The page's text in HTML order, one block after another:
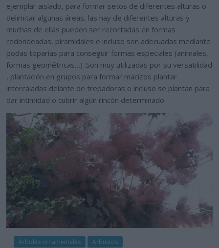
ejemplar aislado, para formar setos de diferentes alturas o
delimitar algunas áreas, las hay de diferentes alturas y
muchas de ellas pueden ser recortadas en formas
redondeadas, piramidales e incluso son adecuadas mediante
podas toparías para conseguir formas especiales (animales,
formas geométricas…) .Son muy utilizadas por su versatilidad
, plantación en grupos para formar macizos plantar
intercaladas delante de trepadoras o incluso se plantan para
dar intimidad o cubrir algún rincón determinado.
Árboles ornamentales Arbustos